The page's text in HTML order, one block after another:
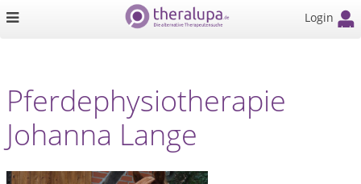
Login
Pferdephysiotherapie
Johanna Lange